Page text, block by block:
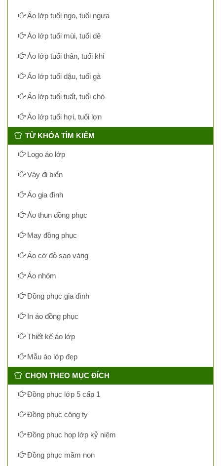
Áo lớp tuổi ngọ, tuổi ngựa
Áo lớp tuổi mùi, tuổi dê
Áo lớp tuổi thân, tuổi khỉ
Áo lớp tuổi dậu, tuổi gà
Áo lớp tuổi tuất, tuổi chó
Áo lớp tuổi hợi, tuổi lợn
TỪ KHÓA TÌM KIẾM
Logo áo lớp
Váy đi biển
Áo gia đình
Áo thun đồng phục
May đồng phục
Áo cờ đỏ sao vàng
Áo nhóm
Đồng phục gia đình
In áo đồng phục
Thiết kế áo lớp
Mẫu áo lớp đẹp
CHỌN THEO MỤC ĐÍCH
Đồng phục lớp 5 cấp 1
Đồng phục công ty
Đồng phục họp lớp kỷ niệm
Đồng phục mầm non